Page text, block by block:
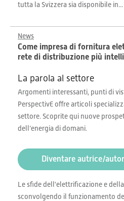
tutta la Svizzera sia disponibile in...
News
Come impresa di fornitura
rete di distribuzione più
La parola al settore
Argomenti interessanti, punti di
PerspectivE offre articoli
settore. Scoprite qui nuove
dell’energia di domani.
Diventare autrice/
Le sfide dell'elettrificazione e
sconvolgendo il funzionamento